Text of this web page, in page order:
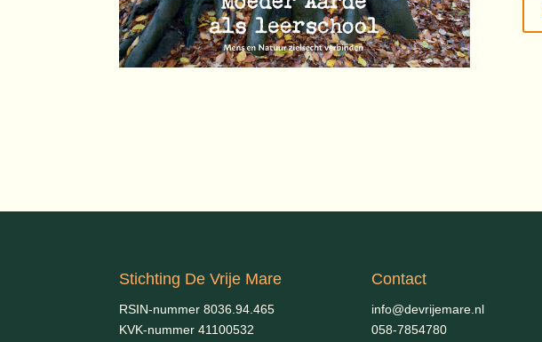
Stichting De Vrije Mare
RSIN-nummer 8036.94.465
KVK-nummer 41100532
Contact
info@devrijemare.nl
058-7854780